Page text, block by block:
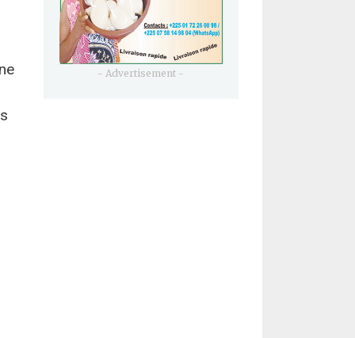
- Advertisement -